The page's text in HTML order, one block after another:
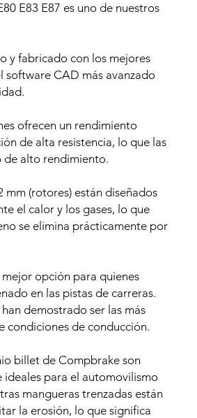
E83 E87 es uno de nuestros
y fabricado con los mejores
software CAD más avanzado
ofrecen un rendimiento
de alta resistencia, lo que las
de alto rendimiento.
mm (rotores) están diseñados
el calor y los gases, lo que
se elimina prácticamente por
opción para quienes
en las pistas de carreras.
demostrado ser las más
condiciones de conducción.
billet de Compbrake son
ideales para el automovilismo
mangueras trenzadas están
la erosión, lo que significa